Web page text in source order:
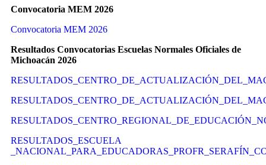
Convocatoria MEM 2026
Convocatoria MEM 2026
Resultados Convocatorias Escuelas Normales Oficiales de
Michoacán 2026
RESULTADOS_ESCUELA